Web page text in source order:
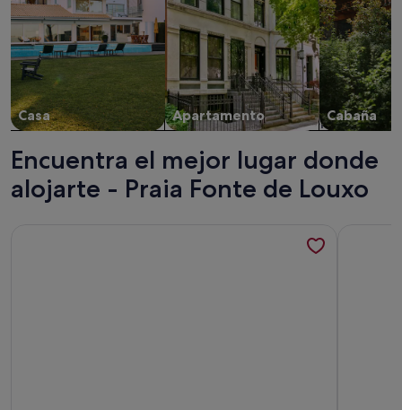
Casa Apartamento Cabaña
Encuentra el mejor lugar donde
alojarte - Praia Fonte de Louxo
Más información sobre Apartamento Aquamarina con